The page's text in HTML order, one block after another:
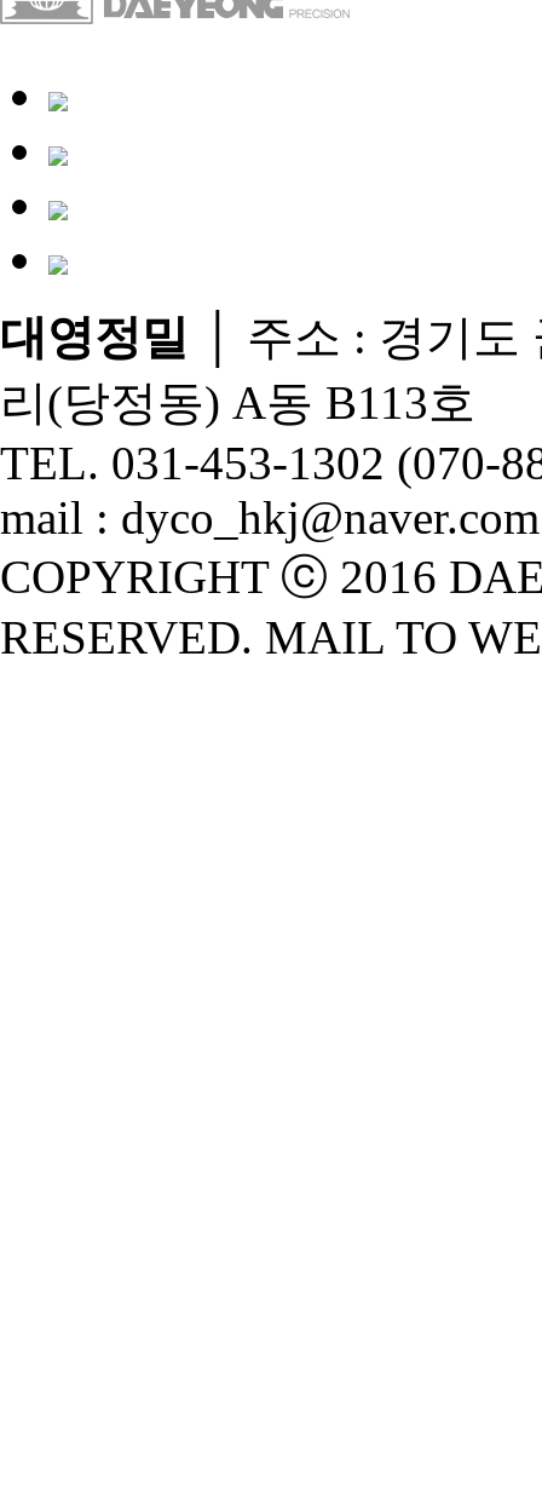
대영정밀 │ 주소 : 경기도
리(당정동) A동 B113호
TEL. 031-453-1302 (070-
mail : dyco_hkj@naver.com
COPYRIGHT ⓒ 2016
RESERVED. MAIL TO